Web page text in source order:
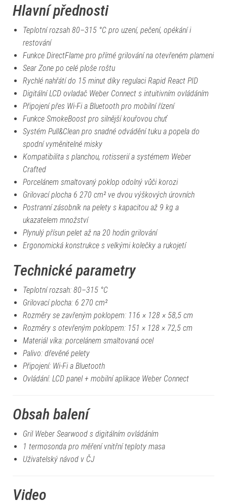
Hlavní přednosti
Teplotní rozsah 80–315 °C pro uzení, pečení, opékání i
restování
Funkce DirectFlame pro přímé grilování na otevřeném plameni
Sear Zone po celé ploše roštu
Rychlé nahřátí do 15 minut díky regulaci Rapid React PID
Digitální LCD ovladač Weber Connect s intuitivním ovládáním
Připojení přes Wi-Fi a Bluetooth pro mobilní řízení
Funkce SmokeBoost pro silnější kouřovou chuť
Systém Pull&Clean pro snadné odvádění tuku a popela do
spodní vyměnitelné misky
Kompatibilita s planchou, rotisserií a systémem Weber
Crafted
Porcelánem smaltovaný poklop odolný vůči korozi
Grilovací plocha 6 270 cm² ve dvou výškových úrovních
Postranní zásobník na pelety s kapacitou až 9 kg a
ukazatelem množství
Plynulý přísun pelet až na 20 hodin grilování
Ergonomická konstrukce s velkými kolečky a rukojetí
Technické parametry
Teplotní rozsah: 80–315 °C
Grilovací plocha: 6 270 cm²
Rozměry se zavřeným poklopem: 116 × 128 × 58,5 cm
Rozměry s otevřeným poklopem: 151 × 128 × 72,5 cm
Materiál víka: porcelánem smaltovaná ocel
Palivo: dřevěné pelety
Připojení: Wi-Fi a Bluetooth
Ovládání: LCD panel + mobilní aplikace Weber Connect
Obsah balení
Gril Weber Searwood s digitálním ovládáním
1 termosonda pro měření vnitřní teploty masa
Uživatelský návod v ČJ
Video